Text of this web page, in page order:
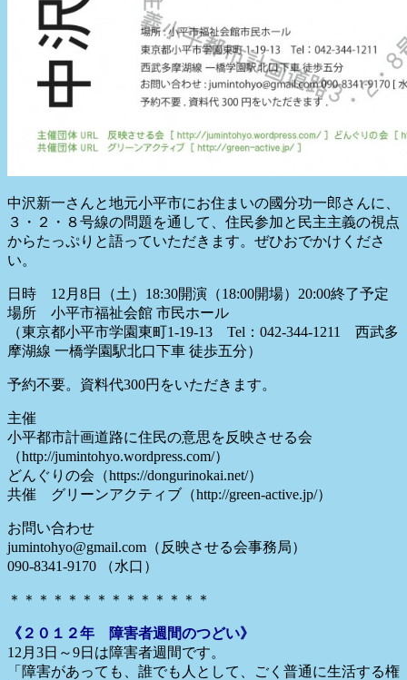
中沢新一さんと地元小平市にお住まいの國分功一郎さんに、
３・２・８号線の問題を通して、住民参加と民主主義の視点
からたっぷりと語っていただきます。ぜひおでかけくださ
い。
日時 12月8日（土）18:30開演（18:00開場）20:00終了予定
場所 小平市福祉会館 市民ホール
（東京都小平市学園東町1-19-13 Tel：042-344-1211 西武多
摩湖線 一橋学園駅北口下車 徒歩五分）
予約不要。資料代300円をいただきます。
主催
小平都市計画道路に住民の意思を反映させる会
（http://jumintohyo.wordpress.com/）
どんぐりの会（https://dongurinokai.net/）
共催 グリーンアクティブ（http://green-active.jp/）
お問い合わせ
jumintohyo@gmail.com（反映させる会事務局）
090-8341-9170 （水口）
＊＊＊＊＊＊＊＊＊＊＊＊＊＊
《２０１２年 障害者週間のつどい》
12月3日～9日は障害者週間です。
「障害があっても、誰でも人として、ごく普通に生活する権